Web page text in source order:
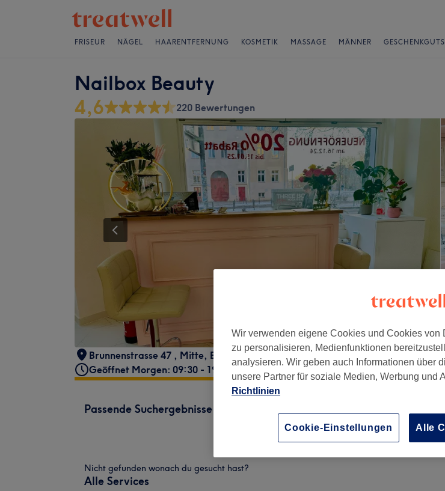
FRISEUR NÄGEL HAARENTFERNUNG KOSMETIK MASSAGE MÄNNER
Nailbox Beauty
4,6 220 Bewertungen
Brunnenstrasse 47 , Mitte, Berlin, 10115
Geöffnet Morgen: 09:30 - 19:30
Passende Suchergebnisse
20 Min.Details anzeigen
Nicht gefunden wonach du gesucht hast?
Alle Services
Wir verwenden eigene Cookies und Cookies von
zu personalisieren, Medienfunktionen
analysieren. Wir geben auch Informationen über
unsere Partner für soziale Medien, Werbung und
Richtlinien
Cookie-Einstellungen Alle